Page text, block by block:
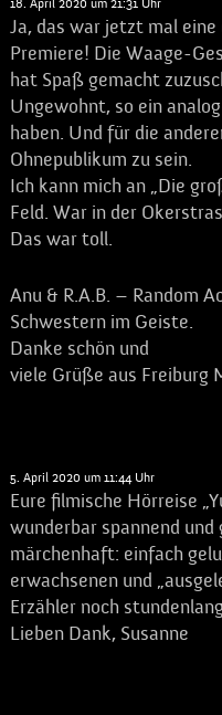
Ja, das war jetzt mal
Premiere! Die Waage-
hat Spaß gemacht
Ungewohnt, so ein
haben. Und für die
Ohnepublikum zu sein.
Ich kann mich an „Die
Feld. War in der
Das war toll.
Anu & R.A.B. – Random
Schwestern im Geiste.
Danke schön und
viele Grüße aus Freiburg
5. April 2020 um 11:44 Uhr
Eure filmische Hörreise
wunderbar spannend
märchenhaft: einfach
erwachsenen und
Erzähler noch
Lieben Dank, Susanne